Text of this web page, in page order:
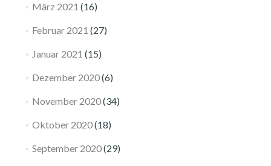
März 2021 (16)
Februar 2021 (27)
Januar 2021 (15)
Dezember 2020(6)
November 2020(34)
Oktober 2020(18)
September 2020(29)